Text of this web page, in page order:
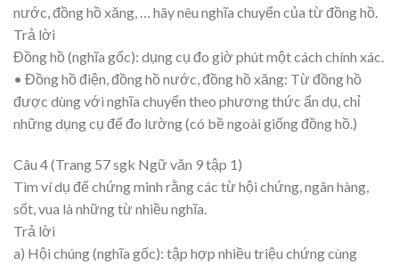
nước, đồng hồ xăng, … hãy nêu nghĩa chuyển của từ đồng hồ.
Trả lời
Đồng hồ (nghĩa gốc): dụng cụ đo giờ phút một cách chính xác.
• Đồng hồ điện, đồng hồ nước, đồng hồ xăng: Từ đồng hồ
được dùng với nghĩa chuyển theo phương thức ẩn dụ, chỉ
những dụng cụ để đo lường (có bề ngoài giống đồng hồ.)
Câu 4 (Trang 57 sgk Ngữ văn 9 tập 1)
Tìm ví dụ đế chứng minh rằng các từ hội chứng, ngân hàng,
sốt, vua là những từ nhiều nghĩa.
Trả lời
a) Hội chúng (nghĩa gốc): tập hợp nhiều triệu chứng cùng